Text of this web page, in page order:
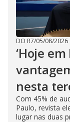
DO R7/05/08/2026
‘Hoje
nesta
Com 45% de
Paulo, revista
lugar nas duas